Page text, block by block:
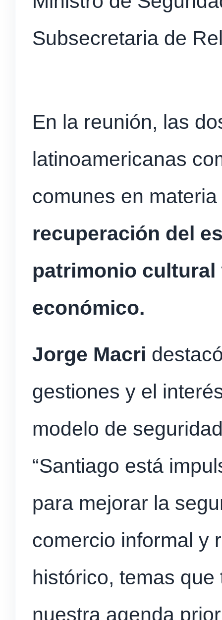
Subsecretaria de
En la reunión, las
latinoamericanas
comunes en
recuperación del
patrimonio cultural
económico.
Jorge Macri
gestiones y el
modelo de
“Santiago está
para mejorar la
comercio informal y
histórico, temas
nuestra agenda